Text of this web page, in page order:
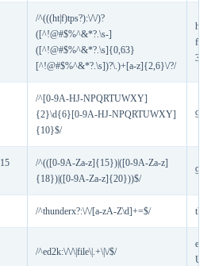
/^(((ht|f)tps?):\/\/)?
([^!@#$%^&*?.\s-]
([^!@#$%^&*?.\s]{0,63}
[^!@#$%^&*?.\s])?\.)+[a-z]{2,6}\/?/
/^[0-9A-HJ-NPQRTUWXY]
{2}\d{6}[0-9A-HJ-NPQRTUWXY]
{10}$/
/^(([0-9A-Za-z]{15})|([0-9A-Za-z]
{18})|([0-9A-Za-z]{20}))$/
/^thunderx?:\/\/[a-zA-Z\d]+=$/
/^ed2k:\/\/\|file\|.+\|\/$/